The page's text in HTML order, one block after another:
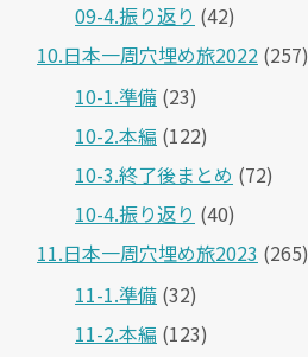
09-4.振り返り (42)
10.日本一周穴埋め旅2022 (257)
10-1.準備 (23)
10-2.本編 (122)
10-3.終了後まとめ (72)
10-4.振り返り (40)
11.日本一周穴埋め旅2023 (265)
11-1.準備 (32)
11-2.本編 (123)